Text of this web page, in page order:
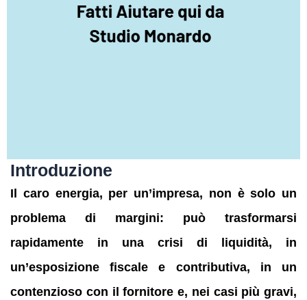
Introduzione
Il caro energia, per un’impresa, non è solo un
problema di margini: può trasformarsi
rapidamente in una crisi di liquidità, in
un’esposizione fiscale e contributiva, in un
contenzioso con il fornitore e, nei casi più gravi,